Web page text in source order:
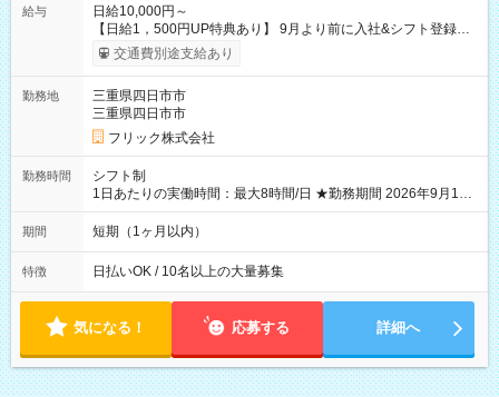
給与
日給10,000円～
【日給1，500円UP特典あり】 9月より前に入社&シフト登録す
ると 期間中(9/16~10/23) の日給がUP! 日給1万1500円でしっか
り稼げます♪ 【試用期間】試用期間なし
交通費別途支給あり
勤務地
三重県四日市市
三重県四日市市
フリック株式会社
勤務時間
シフト制
1日あたりの実働時間：最大8時間/日 ★勤務期間 2026年9月16
日~2026年10月23日 短期勤務OK! 期間中フル勤務できる方優遇
※週3~5日勤務(勤務日数応相談) ※期間前から勤務スタートも可
り ※夜勤シフトあり
期間 短期（1ヶ月以内）
特徴 日払いOK / 10名以上の大量募集
気になる！ 応募する 詳細へ